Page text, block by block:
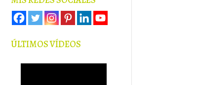
ÚLTIMOS VÍDEOS